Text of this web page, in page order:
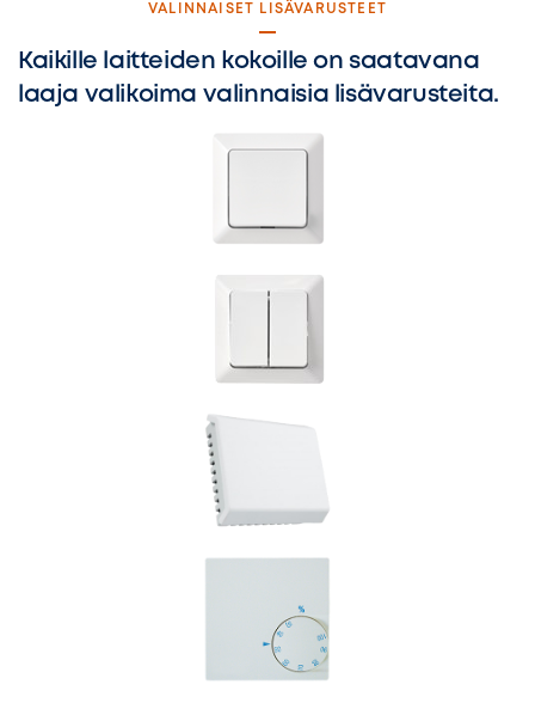
VALINNAISET LISÄVARUSTEET
Kaikille laitteiden kokoille on saatavana
laaja valikoima valinnaisia lisävarusteita.